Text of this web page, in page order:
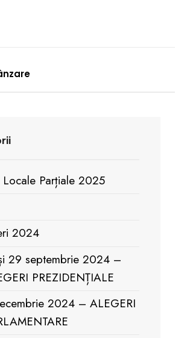
Parțiale 2025
2024
29 septembrie 2024 –
PREZIDENȚIALE
2024 – ALEGERI